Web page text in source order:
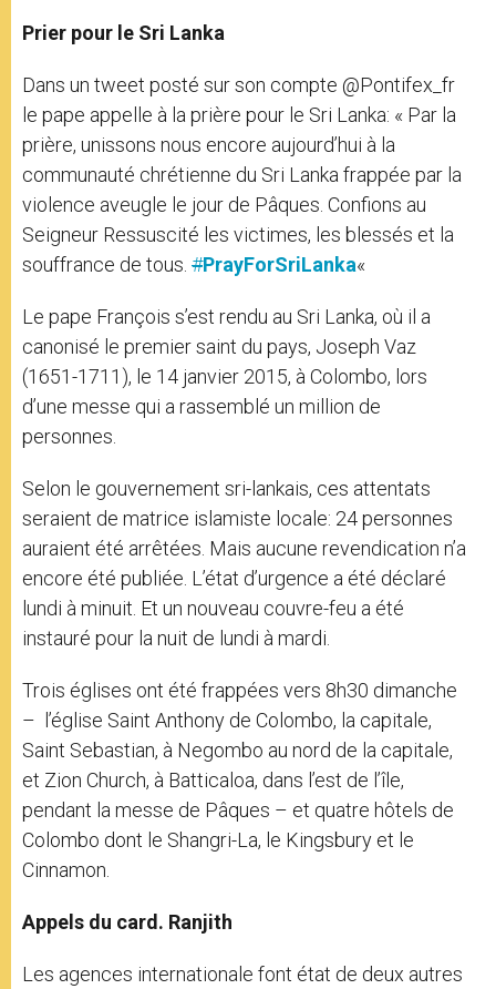
Prier pour le Sri Lanka
Dans un tweet posté sur son compte @Pontifex_fr
le pape appelle à la prière pour le Sri Lanka: « Par la
prière, unissons nous encore aujourd’hui à la
communauté chrétienne du Sri Lanka frappée par la
violence aveugle le jour de Pâques. Confions au
Seigneur Ressuscité les victimes, les blessés et la
souffrance de tous. #PrayForSriLanka«
Le pape François s’est rendu au Sri Lanka, où il a
canonisé le premier saint du pays, Joseph Vaz
(1651-1711), le 14 janvier 2015, à Colombo, lors
d’une messe qui a rassemblé un million de
personnes.
Selon le gouvernement sri-lankais, ces attentats
seraient de matrice islamiste locale: 24 personnes
auraient été arrêtées. Mais aucune revendication n’a
encore été publiée. L’état d’urgence a été déclaré
lundi à minuit. Et un nouveau couvre-feu a été
instauré pour la nuit de lundi à mardi.
Trois églises ont été frappées vers 8h30 dimanche
– l’église Saint Anthony de Colombo, la capitale,
Saint Sebastian, à Negombo au nord de la capitale,
et Zion Church, à Batticaloa, dans l’est de l’île,
pendant la messe de Pâques – et quatre hôtels de
Colombo dont le Shangri-La, le Kingsbury et le
Cinnamon.
Appels du card. Ranjith
Les agences internationale font état de deux autres